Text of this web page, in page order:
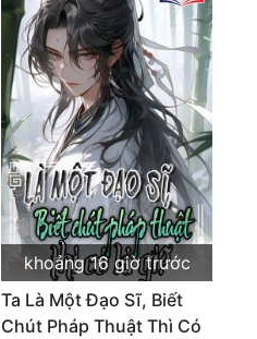
khoảng 16 giờ trước
Ta Là Một Đạo Sĩ, Biết
Chút Pháp Thuật Thì Có